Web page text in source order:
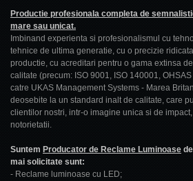
Productie profesionala completa de
mare sau unicat.
Imbinand experienta si profesionalismul cu
tehnice de ultima generatie, cu o precizie
productie, cu acreditari pentru o gama extinsa
calitate (precum: ISO 9001, ISO 140001,
catre UKAS Management Systems - Marea
deosebite la un standard inalt de calitate, care
clientilor nostri, intr-o imagine unica si de
notorietatii.
Suntem Producator de Reclame Luminoase
mai solicitate sunt:
- Reclame luminoase cu LED;